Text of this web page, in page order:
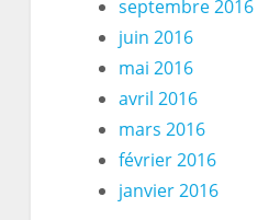
septembre 2016
juin 2016
mai 2016
avril 2016
mars 2016
février 2016
janvier 2016